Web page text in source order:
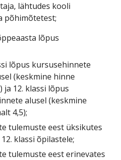
lähtudes kooli
põhimõtetest;
lõpus
lõpus kursusehinnete
(keskmine hinne
ja 12. klassi lõpus
alusel (keskmine
4,5);
tulemuste eest üksikutes
klassi õpilastele;
tulemuste eest erinevates